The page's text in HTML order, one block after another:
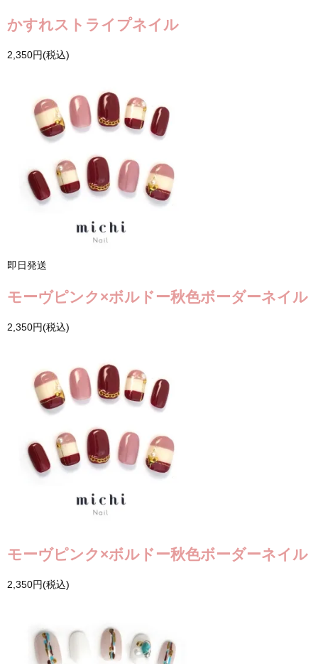
かすれストライプネイル
2,350円(税込)
即日発送
モーヴピンク×ボルドー秋色ボーダーネイル
2,350円(税込)
モーヴピンク×ボルドー秋色ボーダーネイル
2,350円(税込)